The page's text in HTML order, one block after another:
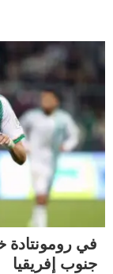
في رومونتادة
جنوب إفريقيا